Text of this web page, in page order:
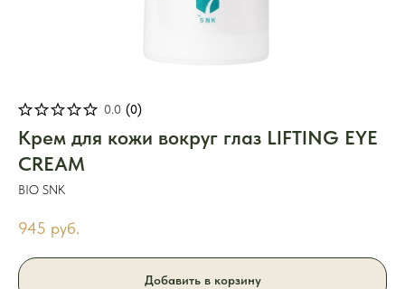
0.0 (0)
Крем для кожи вокруг глаз LIFTING EYE
CREAM
BIO SNK
945 руб.
Добавить в корзину